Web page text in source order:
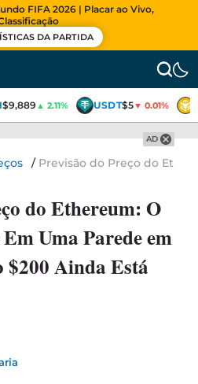
FIFA 2026 | Placar ao Vivo,
DA PARTIDA
$9,889 ▲ 2.11% USDT$5▼ 0.01%
AD
/ Previsão do Preço do
do Ethereum: O
Uma Parede em
$200 Ainda Está